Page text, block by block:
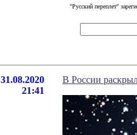
"Русский переплет"
31.08.2020
21:41
В России